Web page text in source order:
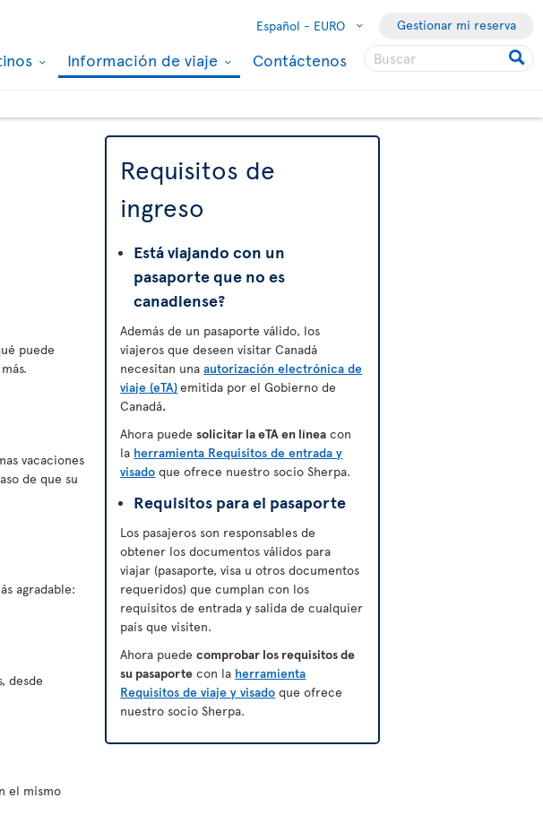
Español - EURO Gestionar mi reserva
Información de viaje Contáctenos
puede
vacaciones
de que su
agradable:
desde
el mismo
Requisitos de
ingreso
Está viajando con un
pasaporte que no es
canadiense?
Además de un pasaporte válido, los
viajeros que deseen visitar Canadá
necesitan unaautorización electrónica de
viaje (eTA)emitida por el Gobierno de
Canadá.
Ahora puedesolicitar la eTA en línea con
la herramienta Requisitos de entrada y
visado que ofrece nuestro socio Sherpa.
Requisitos para el pasaporte
Los pasajeros son responsables de
obtener los documentos válidos para
viajar (pasaporte, visa u otros documentos
requeridos) que cumplan con los
requisitos de entrada y salida de cualquier
país que visiten.
Ahora puedecomprobar los requisitos de
su pasaporte con la herramienta
Requisitos de viaje y visado que ofrece
nuestro socio Sherpa.